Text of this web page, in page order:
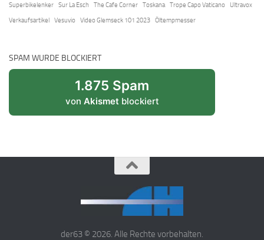
Superbikelenker
Sur La Esch The Cafe Corner Toskana Trope Capo Vaticano
Ultravox
Verkaufsartikel
Vesuvio Video Glemseck 101 2023 Öltempmesser
SPAM WURDE BLOCKIERT
1.875 Spam
von Akismet blockiert
der63 © 2026. Alle Rechte vorbehalten.